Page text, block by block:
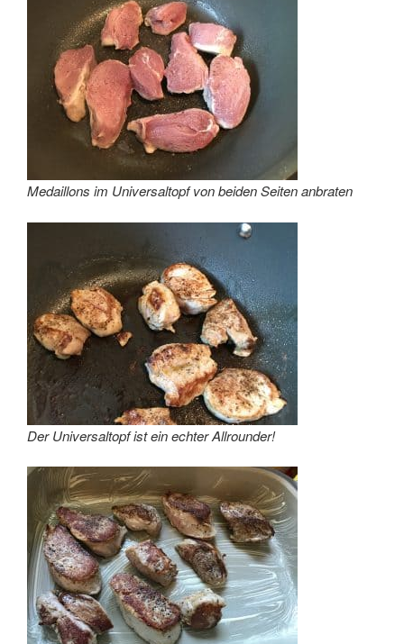
Medaillons im Universaltopf von beiden Seiten anbraten
Der Universaltopf ist ein echter Allrounder!